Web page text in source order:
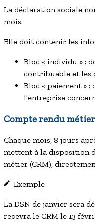
La déclaration sociale
mois.
Elle doit contenir les
Bloc « individu » :
contribuable et les
Bloc « paiement » :
l'entreprise
Compte rendu métier
Chaque mois, 8 jours
mettent à la disposition
métier (CRM),
Exemple
La DSN de janvier sera
recevra le CRM le 13